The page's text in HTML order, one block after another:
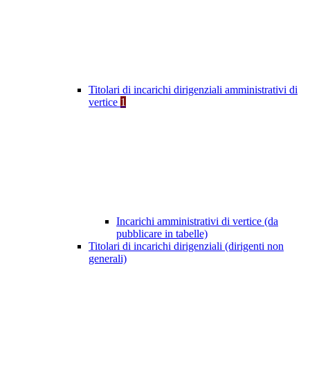
Titolari di incarichi dirigenziali amministrativi di
vertice 1
Incarichi amministrativi di vertice (da
pubblicare in tabelle)
Titolari di incarichi dirigenziali (dirigenti non
generali)